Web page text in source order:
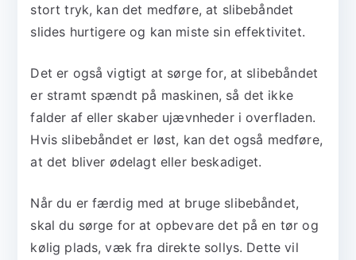
stort tryk, kan det medføre, at slibebåndet
slides hurtigere og kan miste sin effektivitet.
Det er også vigtigt at sørge for, at slibebåndet
er stramt spændt på maskinen, så det ikke
falder af eller skaber ujævnheder i overfladen.
Hvis slibebåndet er løst, kan det også medføre,
at det bliver ødelagt eller beskadiget.
Når du er færdig med at bruge slibebåndet,
skal du sørge for at opbevare det på en tør og
kølig plads, væk fra direkte sollys. Dette vil